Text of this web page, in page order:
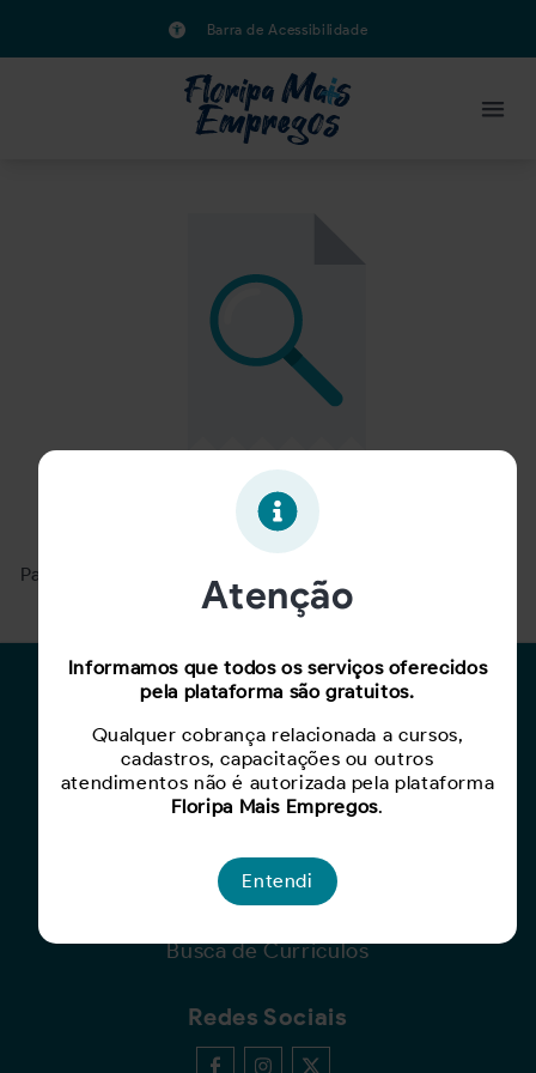
Barra de Acessibilidade
Oportunidade expirada!
Para ver mais, acesse a página
Para Candidatos
Busca de Oportunidades
Cadastro de Currículo
Capacite-se
Para Empresas
Busca de Currículos
Redes Sociais
Atenção
Informamos que todos os serviços oferecidos
pela plataforma são gratuitos.
Qualquer cobrança relacionada a cursos,
cadastros, capacitações ou outros
atendimentos não é autorizada pela plataforma
Floripa Mais Empregos.
Entendi